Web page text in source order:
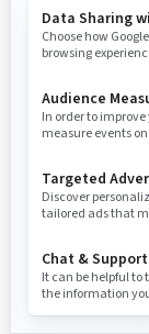
日本 (日本語)
© BRP 2003-2026